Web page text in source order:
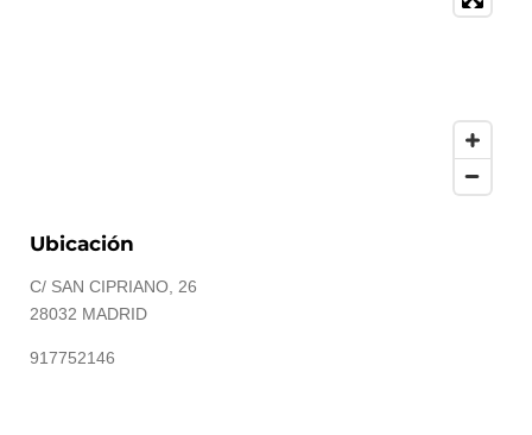
Ubicación
C/ SAN CIPRIANO, 26
28032 MADRID
917752146